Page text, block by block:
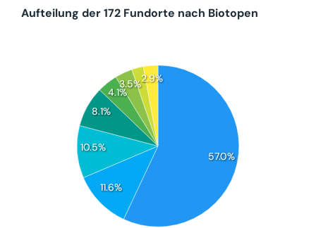
57.0%
11.6%
10.5%
8.1%
4.1%
3.5%2.9%
Aufteilung der 172 Fundorte nach Biotopen